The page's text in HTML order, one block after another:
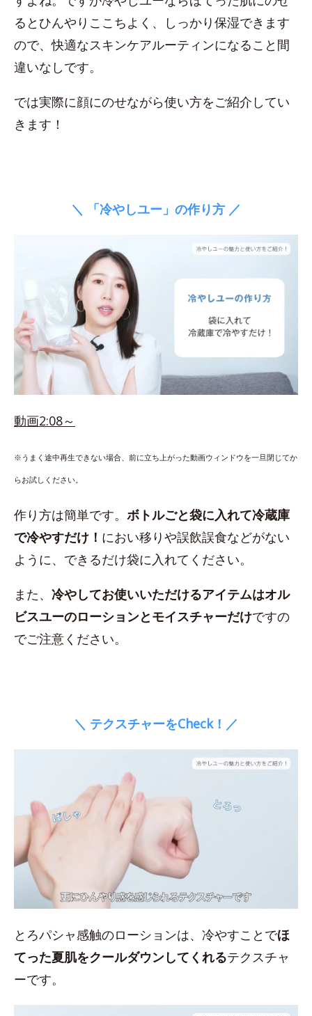
るとひんやりここちよく、しっかり保湿できます
ので、快適なスキンケアルーティンになること間
違いなしです。
では実際に顔にのせながら使い方をご紹介してい
きます！
＼ 「冷やしユー」の作り方 ／
動画2:08～
※うまく途中再生できない場合、前に立ち上がった動画ウィンドウを一旦閉じてか
らお試しください。
作り方は簡単です。 ボトルごと袋に入れて冷蔵庫
で冷やすだけ！ におい移りや誤飲誤食などがない
ように、できるだけ袋に入れてください。
また、 冷やしてお使いいただけるアイテムはオル
ビスユーのローションとモイスチャーだけですの
でご注意ください。
＼ テクスチャーをCheck！／
とろパシャ感触のローションは、冷やすことでほ
てった夏肌をクールダウンしてくれるテクスチャ
ーです。